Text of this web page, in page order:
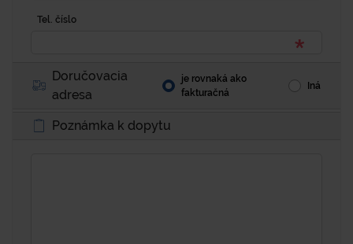
Tel. číslo
Doručovacia
adresa
je rovnaká ako
fakturačná
Iná
Poznámka k dopytu